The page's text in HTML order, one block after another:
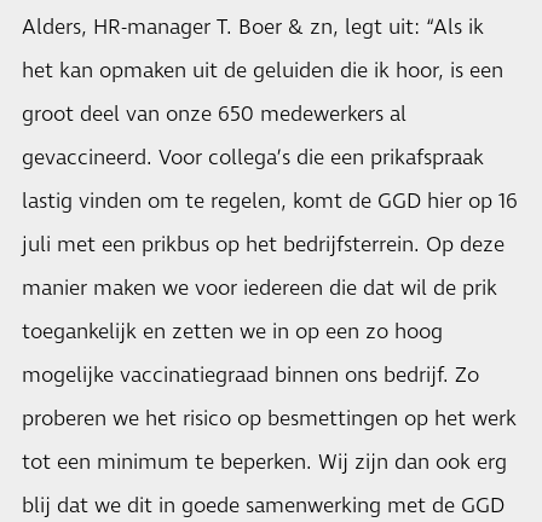
Alders, HR-manager T. Boer & zn, legt uit: “Als ik
het kan opmaken uit de geluiden die ik hoor, is een
groot deel van onze 650 medewerkers al
gevaccineerd. Voor collega’s die een prikafspraak
lastig vinden om te regelen, komt de GGD hier op 16
juli met een prikbus op het bedrijfsterrein. Op deze
manier maken we voor iedereen die dat wil de prik
toegankelijk en zetten we in op een zo hoog
mogelijke vaccinatiegraad binnen ons bedrijf. Zo
proberen we het risico op besmettingen op het werk
tot een minimum te beperken. Wij zijn dan ook erg
blij dat we dit in goede samenwerking met de GGD